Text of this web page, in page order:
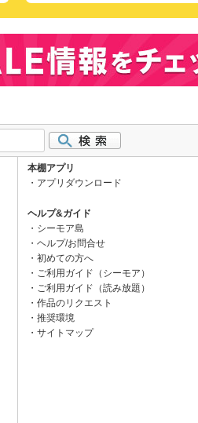
本棚アプリ
アプリダウンロード
ヘルプ&ガイド
シーモア島
ヘルプ/お問合せ
初めての方へ
ご利用ガイド（シーモア）
ご利用ガイド（読み放題）
作品のリクエスト
推奨環境
サイトマップ